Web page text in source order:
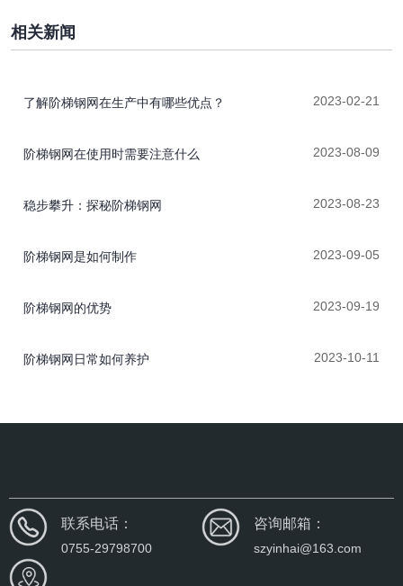
相关新闻
2023-02-21
了解阶梯钢网在生产中有哪些优点？
2023-08-09
阶梯钢网在使用时需要注意什么
2023-08-23
稳步攀升：探秘阶梯钢网
2023-09-05
阶梯钢网是如何制作
2023-09-19
阶梯钢网的优势
2023-10-11
阶梯钢网日常如何养护
联系电话：
0755-29798700
咨询邮箱：
szyinhai@163.com